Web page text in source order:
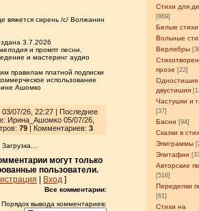
Стихи для
[869]
Белые стихи
Вольные
Верлибры
прозе [22]
Одностишия
двустишия
Частушки и
[37]
Басни [94]
Сказки в
Эпиграммы
Эпитафии
Авторские
[516]
Переделки
[61]
Стихи на
вяжется сирень /c/ Волжанин
3.7.2026
и промпт песни,
и мастеринг аудио
правилам платной подписки
использование
Ашомко
07/26, 22:27 | Последнее
Ирина_Ашомко 05/07/26,
: 79| Комментариев: 3
Загрузка...
могут только
пользователи.
Вход]
Все комментарии:
Порядок вывода комментариев: